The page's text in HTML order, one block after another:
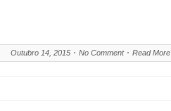
Outubro 14, 2015 No Comment Read More